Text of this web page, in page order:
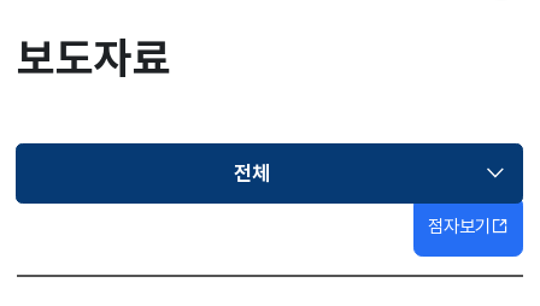
보도자료
전체선택됨
점자보기